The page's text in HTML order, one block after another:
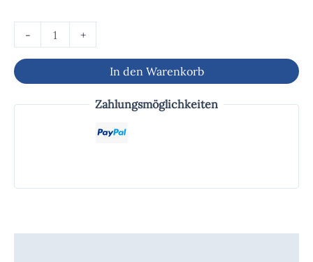
- +
In den Warenkorb
Zahlungsmöglichkeiten